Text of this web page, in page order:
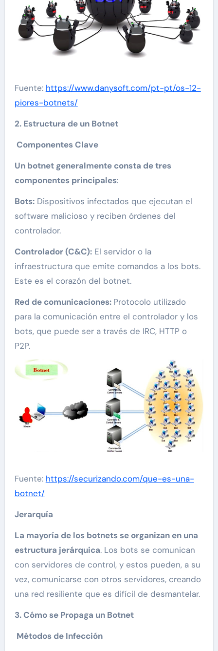
Fuente: https://www.danysoft.com/pt-pt/os-12-
piores-botnets/
2. Estructura de un Botnet
Componentes Clave
Un botnet generalmente consta de tres
componentes principales:
Bots:Dispositivos infectados que ejecutan el
software malicioso y reciben órdenes del
controlador.
Controlador (C&C):El servidor o la
infraestructura que emite comandos a los bots.
Este es el corazón del botnet.
Red de comunicaciones: Protocolo utilizado
para la comunicación entre el controlador y los
bots, que puede ser a través de IRC, HTTP o
P2P.
Fuente: https://securizando.com/que-es-una-
botnet/
Jerarquía
La mayoría de los botnets se organizan en una
estructura jerárquica. Los bots se comunican
con servidores de control, y estos pueden, a su
vez, comunicarse con otros servidores, creando
una red resiliente que es difícil de desmantelar.
3. Cómo se Propaga un Botnet
Métodos de Infección